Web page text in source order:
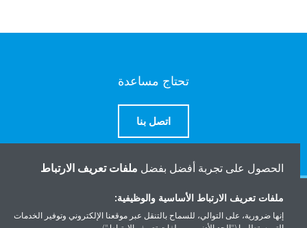
تحتاج مساعدة
اتصل بنا
المنتجات
الحصول على تجربة أفضل بفضل ملفات تعريف الارتباط
ملفات تعريف الارتباط الأساسية والوظيفية:
إنها ضرورية، على التوالي، للسماح بالتنقل عبر موقعنا الإلكتروني وتوفير الخدمات